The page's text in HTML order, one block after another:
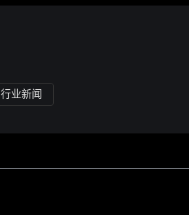
行业新闻